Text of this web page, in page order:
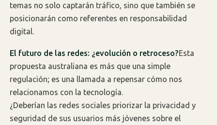
temas no solo captarán tráfico, sino que también se
posicionarán como referentes en responsabilidad
digital.
El futuro de las redes: ¿evolución o retroceso?Esta
propuesta australiana es más que una simple
regulación; es una llamada a repensar cómo nos
relacionamos con la tecnología.
¿Deberían las redes sociales priorizar la privacidad y
seguridad de sus usuarios más jóvenes sobre el